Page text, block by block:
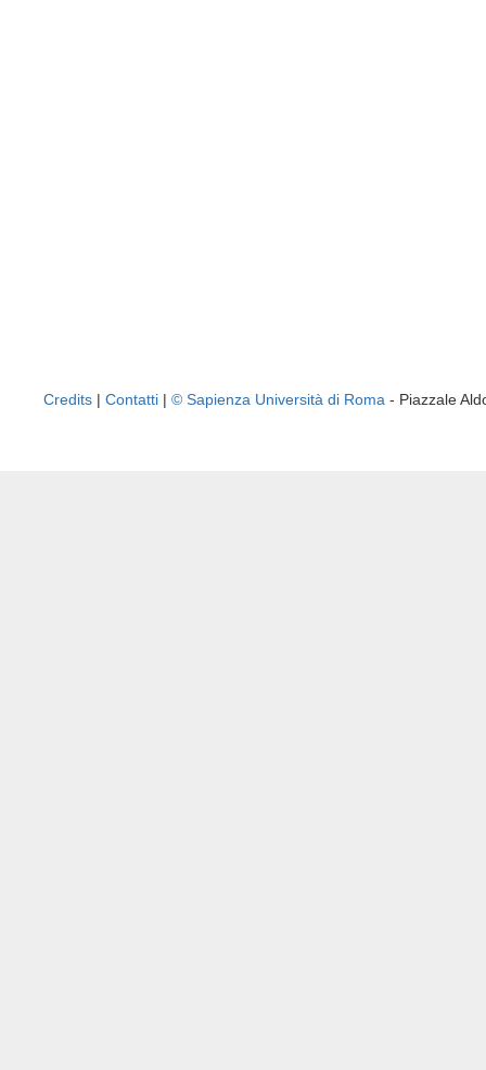
Credits | Contatti | © Sapienza Università di Roma - Piazzale